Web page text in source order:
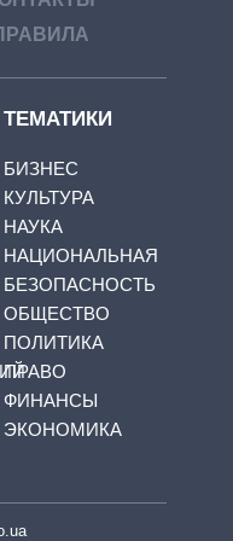
ТЕМАТИКИ
БИЗНЕС
КУЛЬТУРА
НАУКА
НАЦИОНАЛЬНАЯ
БЕЗОПАСНОСТЬ
ОБЩЕСТВО
ПОЛИТИКА
ПРАВО
ФИНАНСЫ
ЭКОНОМИКА